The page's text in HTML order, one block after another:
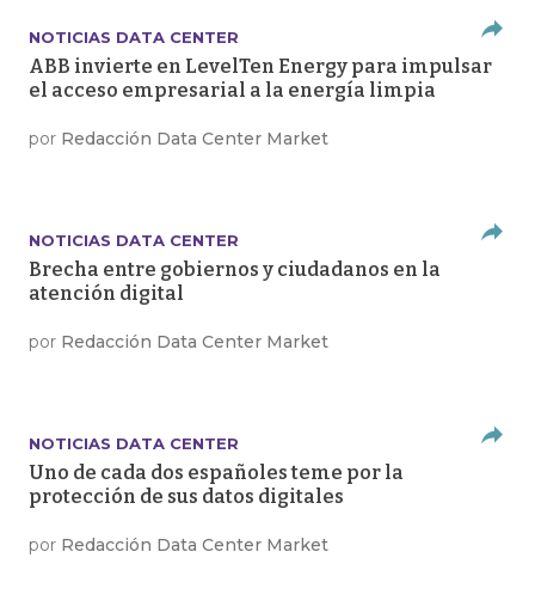
NOTICIAS DATA CENTER
ABB invierte en LevelTen Energy para impulsar
el acceso empresarial a la energía limpia
por Redacción Data Center Market
NOTICIAS DATA CENTER
Brecha entre gobiernos y ciudadanos en la
atención digital
por Redacción Data Center Market
NOTICIAS DATA CENTER
Uno de cada dos españoles teme por la
protección de sus datos digitales
por Redacción Data Center Market